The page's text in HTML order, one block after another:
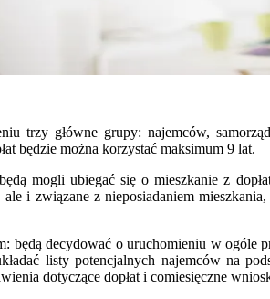
trzy główne grupy: najemców,
będzie można korzystać maksimum 9 lat.
mogli ubiegać się o mieszkanie z
i związane z nieposiadaniem
będą decydować o uruchomieniu w
listy potencjalnych najemców na
dotyczące dopłat i comiesięczne